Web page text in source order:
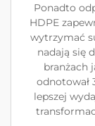
Ponadto
HDPE
wytrzymać
nadają się
branżach
odnotował
lepszej